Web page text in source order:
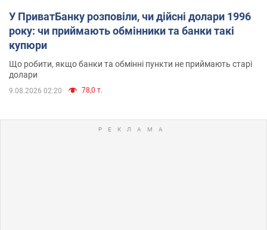
У ПриватБанку розповіли, чи дійсні долари 1996
року: чи приймають обмінники та банки такі
купюри
Що робити, якщо банки та обмінні пункти не приймають старі
долари
9.08.2026 02:20 78,0 т.